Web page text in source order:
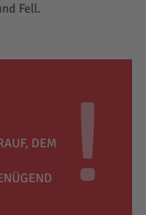
Fell.
DEM